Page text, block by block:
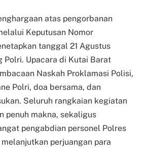
atas pengorbanan
Keputusan Nomor
tanggal 21 Agustus
Polri. Upacara di Kutai Barat
Naskah Proklamasi Polisi,
Polri, doa bersama, dan
Seluruh rangkaian kegiatan
penuh makna, sekaligus
pengabdian personel Polres
perjuangan para